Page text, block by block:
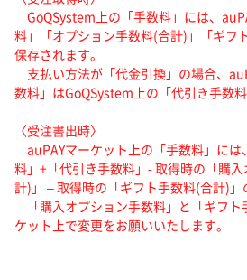
GoQSystem上の「手数料」には、
料」「オプション手数料(合計)」「ギフ
保存されます。
支払い方法が「代金引換」の場合、
数料」はGoQSystem上の「代引き手数
〈受注書出時〉
auPAYマーケット上の「手数料」には
料」+「代引き手数料」- 取得時の「購
計)」 – 取得時の「ギフト手数料(合計)」
「購入オプション手数料」と「ギフト
ケット上で変更をお願いいたします。